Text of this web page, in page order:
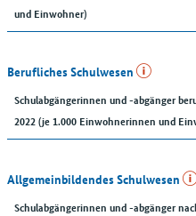
und Einwohner)
Berufliches Schulwesen
Schulabgängerinnen und -abgänger
2022 (je 1.000 Einwohnerinnen und
Allgemeinbildendes Schulwesen
Schulabgängerinnen und -abgänger